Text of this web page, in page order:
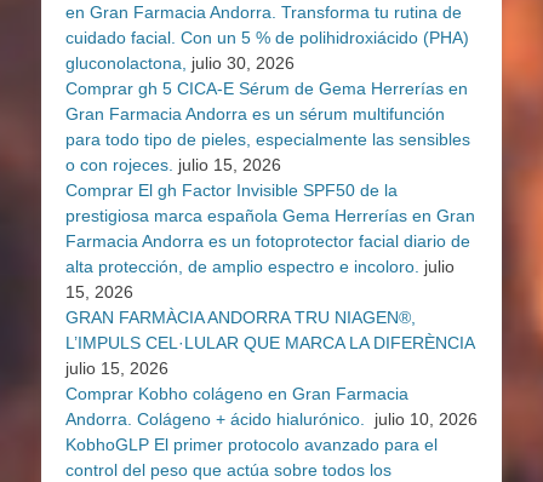
en Gran Farmacia Andorra. Transforma tu rutina de
cuidado facial. Con un 5 % de polihidroxiácido (PHA)
gluconolactona, julio 30, 2026
Comprar gh 5 CICA-E Sérum de Gema Herrerías en
Gran Farmacia Andorra es un sérum multifunción
para todo tipo de pieles, especialmente las sensibles
o con rojeces. julio 15, 2026
Comprar El gh Factor Invisible SPF50 de la
prestigiosa marca española Gema Herrerías en Gran
Farmacia Andorra es un fotoprotector facial diario de
alta protección, de amplio espectro e incoloro. julio
15, 2026
GRAN FARMÀCIA ANDORRA TRU NIAGEN®,
L’IMPULS CEL·LULAR QUE MARCA LA DIFERÈNCIA
julio 15, 2026
Comprar Kobho colágeno en Gran Farmacia
Andorra. Colágeno + ácido hialurónico.
julio 10, 2026
KobhoGLP El primer protocolo avanzado para el
control del peso que actúa sobre todos los